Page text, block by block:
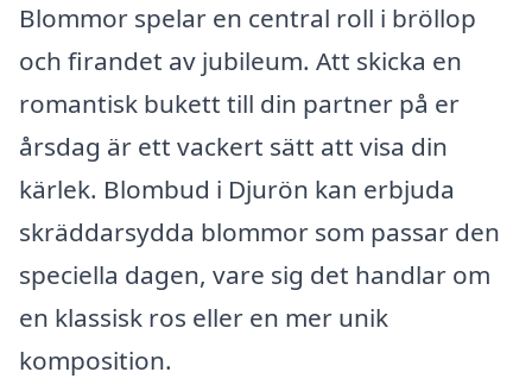
Blommor spelar en central roll i bröllop
och firandet av jubileum. Att skicka en
romantisk bukett till din partner på er
årsdag är ett vackert sätt att visa din
kärlek. Blombud i Djurön kan erbjuda
skräddarsydda blommor som passar den
speciella dagen, vare sig det handlar om
en klassisk ros eller en mer unik
komposition.